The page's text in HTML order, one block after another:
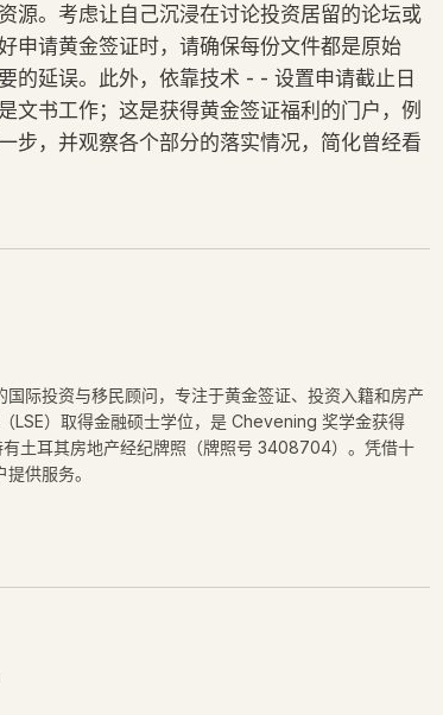
源。考虑让自己沉浸在讨论投资居留的论坛或
申请黄金签证时，请确保每份文件都是原始
的延误。此外，依靠技术 - - 设置申请截止日
文书工作；这是获得黄金签证福利的门户，例
步，并观察各个部分的落实情况，简化曾经看
际投资与移民顾问，专注于黄金签证、投资入籍和房产
LSE）取得金融硕士学位，是 Chevening 奖学金获得
土耳其房地产经纪牌照（牌照号 3408704）。凭借十
供服务。